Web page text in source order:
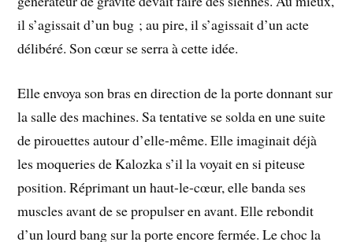
il s’agissait d’un bug ; au pire, il s’agissait d’un acte
délibéré. Son cœur se serra à cette idée.
Elle envoya son bras en direction de la porte donnant sur
la salle des machines. Sa tentative se solda en une suite
de pirouettes autour d’elle-même. Elle imaginait déjà
les moqueries de Kalozka s’il la voyait en si piteuse
position. Réprimant un haut-le-cœur, elle banda ses
muscles avant de se propulser en avant. Elle rebondit
d’un lourd bang sur la porte encore fermée. Le choc la